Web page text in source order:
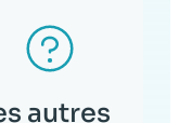
autres